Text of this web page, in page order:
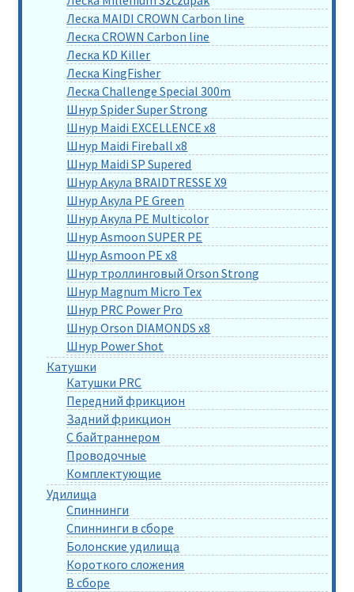
Леска MAIDI CROWN Carbon line
Леска CROWN Carbon line
Леска KD Killer
Леска KingFisher
Леска Challenge Special 300m
Шнур Spider Super Strong
Шнур Maidi EXCELLENCE x8
Шнур Maidi Fireball x8
Шнур Maidi SP Supered
Шнур Акула BRAIDTRESSE X9
Шнур Акула PE Green
Шнур Акула PE Multicolor
Шнур Asmoon SUPER PE
Шнур Asmoon PE x8
Шнур троллинговый Orson Strong
Шнур Magnum Micro Tex
Шнур PRC Power Pro
Шнур Orson DIAMONDS x8
Шнур Power Shot
Катушки
Катушки PRC
Передний фрикцион
Задний фрикцион
С байтраннером
Проводочные
Комплектующие
Удилища
Спиннинги
Спиннинги в сборе
Болонские удилища
Короткого сложения
В сборе